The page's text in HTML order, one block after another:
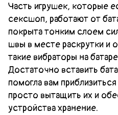
Часть игрушек, которые
сексшоп, работают от
покрыта тонким слоем
швы в месте раскрутки
такие вибраторы на
Достаточно вставить
помогла вам
просто вытащить их и
устройства хранение.